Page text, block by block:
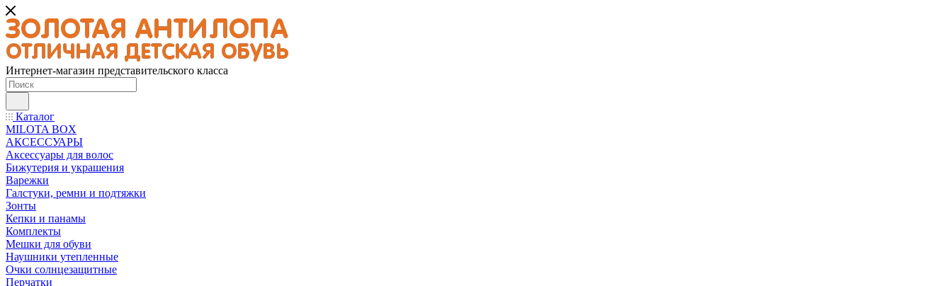
Интернет-магазин представительского класса
Каталог
MILOTA BOX
АКСЕССУАРЫ
Аксессуары для волос
Бижутерия и украшения
Варежки
Галстуки, ремни и подтяжки
Зонты
Кепки и панамы
Комплекты
Мешки для обуви
Наушники утепленные
Очки солнцезащитные
Перчатки